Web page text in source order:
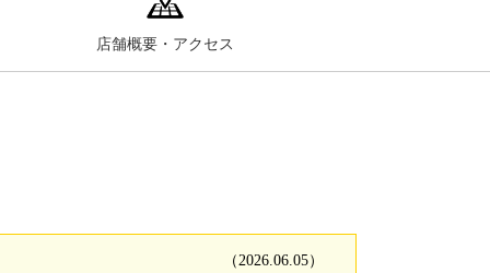
店舗概要・アクセス
（2026.06.05）